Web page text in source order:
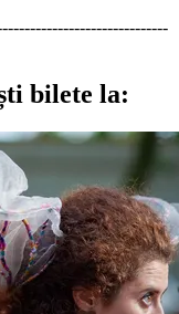
bilete la: